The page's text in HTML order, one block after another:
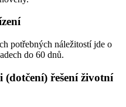
potřebných náležitostí jde o
do 60 dnů.
(dotčení) řešení životní